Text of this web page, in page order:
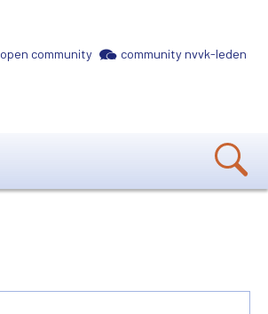
open community community nvvk-leden